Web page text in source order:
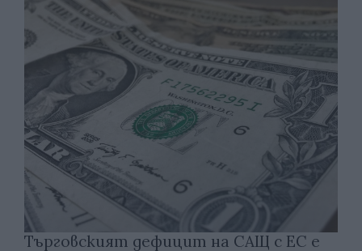
Търговският дефицит на САЩ с ЕС е